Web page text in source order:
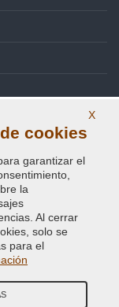
X
cookies
garantizar el
la
Al cerrar
solo se
para el